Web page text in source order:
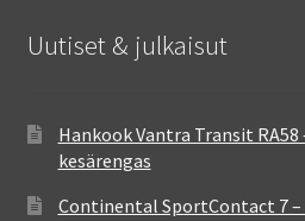
Uutiset & julkaisut
Hankook Vantra Transit
kesärengas
Continental SportContact 7 –